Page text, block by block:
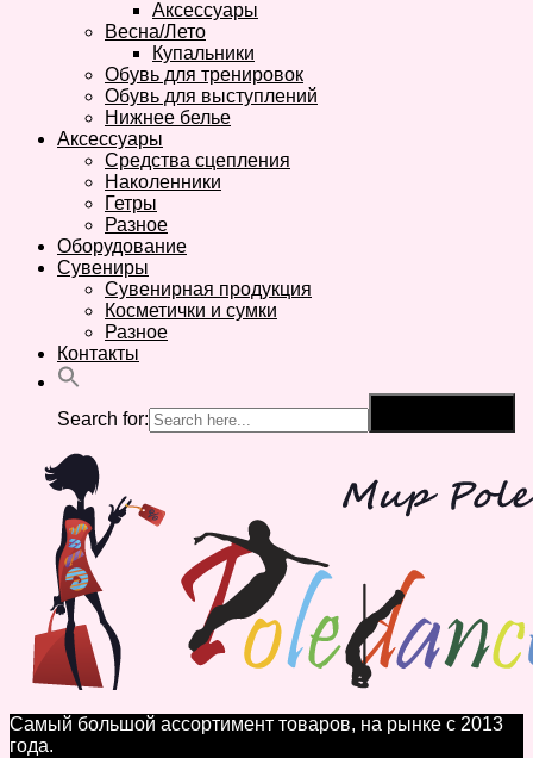
Аксессуары
Весна/Лето
Купальники
Обувь для тренировок
Обувь для выступлений
Нижнее белье
Аксессуары
Средства сцепления
Наколенники
Гетры
Разное
Оборудование
Сувениры
Сувенирная продукция
Косметички и сумки
Разное
Контакты
Search for:
Самый большой ассортимент товаров, на рынке с 2013
года.